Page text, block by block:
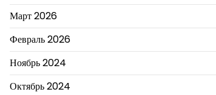
Март 2026
Февраль 2026
Ноябрь 2024
Октябрь 2024